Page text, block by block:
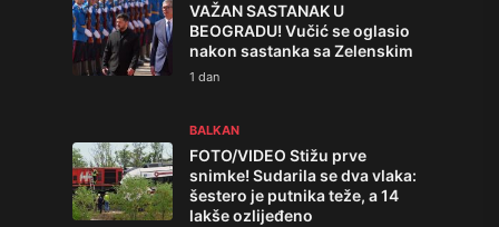
VAŽAN SASTANAK U
BEOGRADU! Vučić se oglasio
nakon sastanka sa Zelenskim
1 dan
BALKAN
FOTO/VIDEO Stižu prve
snimke! Sudarila se dva vlaka:
šestero je putnika teže, a 14
lakše ozlijeđeno